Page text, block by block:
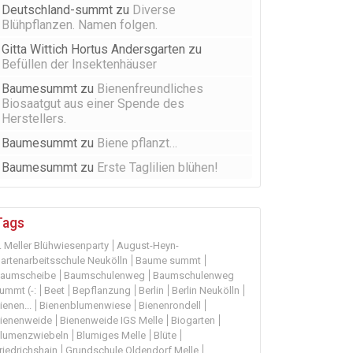
Deutschland-summt zu Diverse
Blühpflanzen. Namen folgen.
Gitta Wittich Hortus Andersgarten zu
Befüllen der Insektenhäuser
Baumesummt zu Bienenfreundliches
Biosaatgut aus einer Spende des
Herstellers.
Baumesummt zu Biene pflanzt…
Baumesummt zu Erste Taglilien blühen!
Meller Blühwiesenparty
August-Heyn-
Neukölln
Baume summt
Baumschulenweg
Baumschulenweg
(-:
Beet Bepflanzung Berlin
Berlin Neukölln
Bienenblumenwiese
Bienenrondell
Bienenweide IGS Melle
Biogarten
Blumiges Melle
Blüte
Grundschule Oldendorf Melle